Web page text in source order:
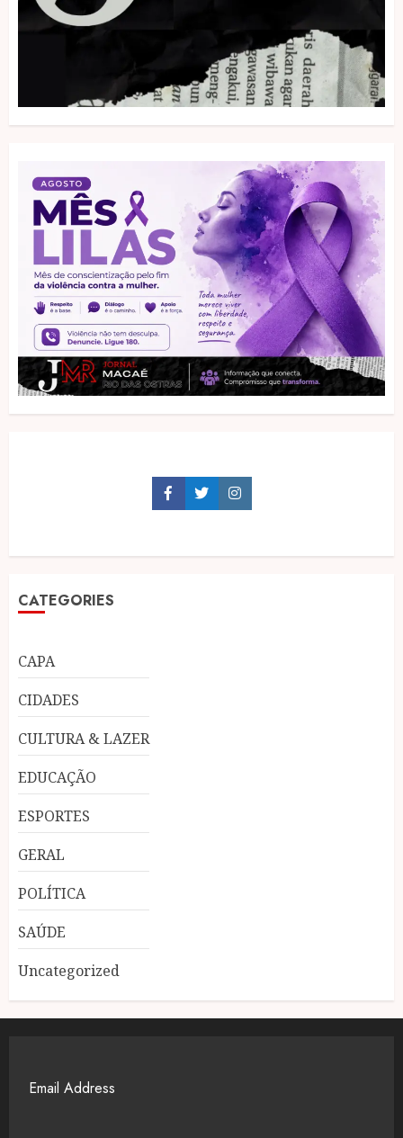
FacebookTwitterInstagram
CATEGORIES
CAPA
CIDADES
CULTURA & LAZER
EDUCAÇÃO
ESPORTES
GERAL
POLÍTICA
SAÚDE
Uncategorized